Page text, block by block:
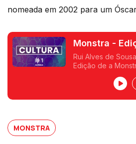
nomeada em 2002 para um
Monstra -
Rui Alves de
Edição de a
MONSTRA